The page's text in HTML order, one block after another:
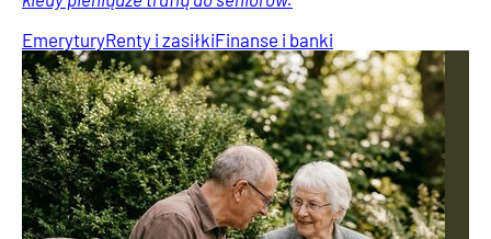
EmeryturyRenty i zasiłkiFinanse i banki